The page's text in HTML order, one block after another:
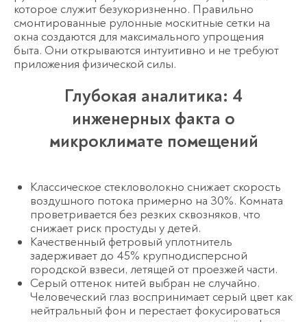
которое служит безукоризненно. Правильно
смонтированные рулонные москитные сетки на
окна создаются для максимального упрощения
быта. Они открываются интуитивно и не требуют
приложения физической силы.
Глубокая аналитика: 4
инженерных факта о
микроклимате помещений
Классическое стекловолокно снижает скорость
воздушного потока примерно на 30%. Комната
проветривается без резких сквозняков, что
снижает риск простуды у детей.
Качественный фетровый уплотнитель
задерживает до 45% крупнодисперсной
городской взвеси, летящей от проезжей части.
Серый оттенок нитей выбран не случайно.
Человеческий глаз воспринимает серый цвет как
нейтральный фон и перестает фокусироваться